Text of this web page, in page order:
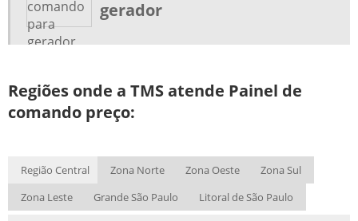
MONTAGEM DE QUADRO DE COMANDO
MONTAGEM DE QUADRO ELETRICO
PAINEL DE COMANDO ELETRICO PREÇO
PAINEL DE COMANDO PARA GERADOR
PAINEL DE COMANDO PREÇO
SERVIÇO DE FILTRAGEM DE OLEO DE TRANSFORMADOR
gerador
Regiões onde a TMS atende Painel de
comando preço:
Região Central Zona Norte Zona Oeste
Zona Sul
Zona Leste
Grande São Paulo Litoral de São Paulo